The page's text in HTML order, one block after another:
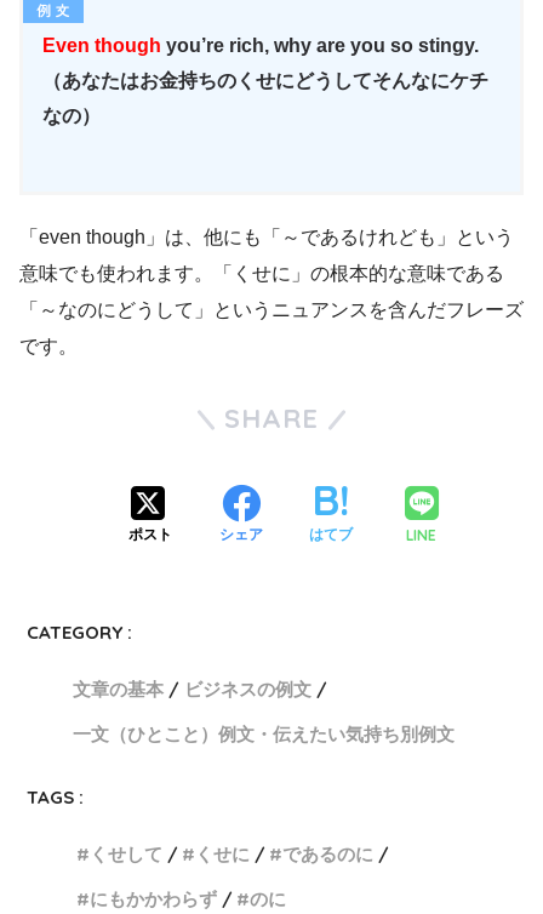
Even though you’re rich, why are you so stingy.
（あなたはお金持ちのくせにどうしてそんなにケチ
なの）
「even though」は、他にも「～であるけれども」という
意味でも使われます。「くせに」の根本的な意味である
「～なのにどうして」というニュアンスを含んだフレーズ
です。
SHARE
ポスト シェア はてブ LINE
CATEGORY :
文章の基本
ビジネスの例文
一文（ひとこと）例文・伝えたい気持ち別例文
TAGS :
くせして くせに
であるのに
にもかかわらず
のに